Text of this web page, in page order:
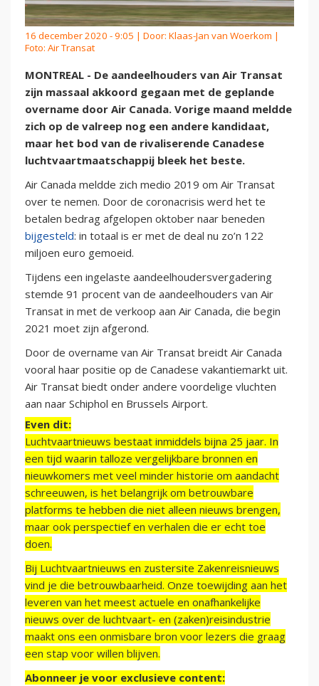
16 december 2020 - 9:05 | Door: Klaas-Jan van Woerkom |
Foto: Air Transat
MONTREAL - De aandeelhouders van Air Transat
zijn massaal akkoord gegaan met de geplande
overname door Air Canada. Vorige maand meldde
zich op de valreep nog een andere kandidaat,
maar het bod van de rivaliserende Canadese
luchtvaartmaatschappij bleek het beste.
Air Canada meldde zich medio 2019 om Air Transat
over te nemen. Door de coronacrisis werd het te
betalen bedrag afgelopen oktober naar beneden
bijgesteld: in totaal is er met de deal nu zo’n 122
miljoen euro gemoeid.
Tijdens een ingelaste aandeelhoudersvergadering
stemde 91 procent van de aandeelhouders van Air
Transat in met de verkoop aan Air Canada, die begin
2021 moet zijn afgerond.
Door de overname van Air Transat breidt Air Canada
vooral haar positie op de Canadese vakantiemarkt uit.
Air Transat biedt onder andere voordelige vluchten
aan naar Schiphol en Brussels Airport.
Even dit:
Luchtvaartnieuws bestaat inmiddels bijna 25 jaar. In
een tijd waarin talloze vergelijkbare bronnen en
nieuwkomers met veel minder historie om aandacht
schreeuwen, is het belangrijk om betrouwbare
platforms te hebben die niet alleen nieuws brengen,
maar ook perspectief en verhalen die er echt toe
doen.
Bij Luchtvaartnieuws en zustersite Zakenreisnieuws
vind je die betrouwbaarheid. Onze toewijding aan het
leveren van het meest actuele en onafhankelijke
nieuws over de luchtvaart- en (zaken)reisindustrie
maakt ons een onmisbare bron voor lezers die graag
een stap voor willen blijven.
Abonneer je voor exclusieve content: